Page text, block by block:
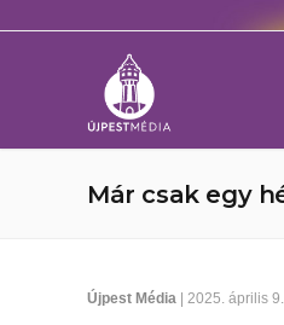
Már csak egy
Újpest Média | 2025. április